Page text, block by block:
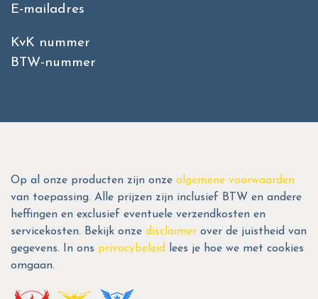
E-mailadres
KvK nummer
BTW-nummer
Op al onze producten zijn onze algemene voorwaarden
van toepassing. Alle prijzen zijn inclusief BTW en andere
heffingen en exclusief eventuele verzendkosten en
servicekosten. Bekijk onze disclaimer over de juistheid van
gegevens. In ons privacybeleid
lees je hoe we met cookies
omgaan.